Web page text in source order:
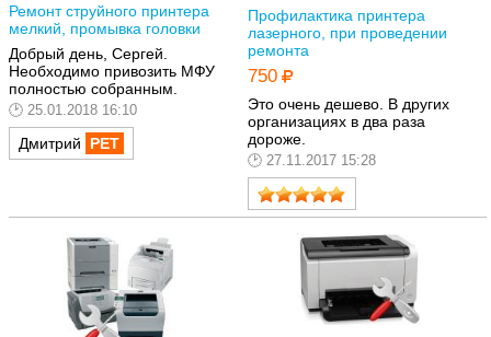
Ремонт струйного принтера
мелкий, промывка головки
Добрый день, Сергей.
Необходимо привозить МФУ
полностью собранным.
25.01.2018 16:10
Дмитрий
Профилактика принтера
лазерного, при проведении
ремонта
750
Это очень дешево. В других
организациях в два раза
дороже.
27.11.2017 15:28